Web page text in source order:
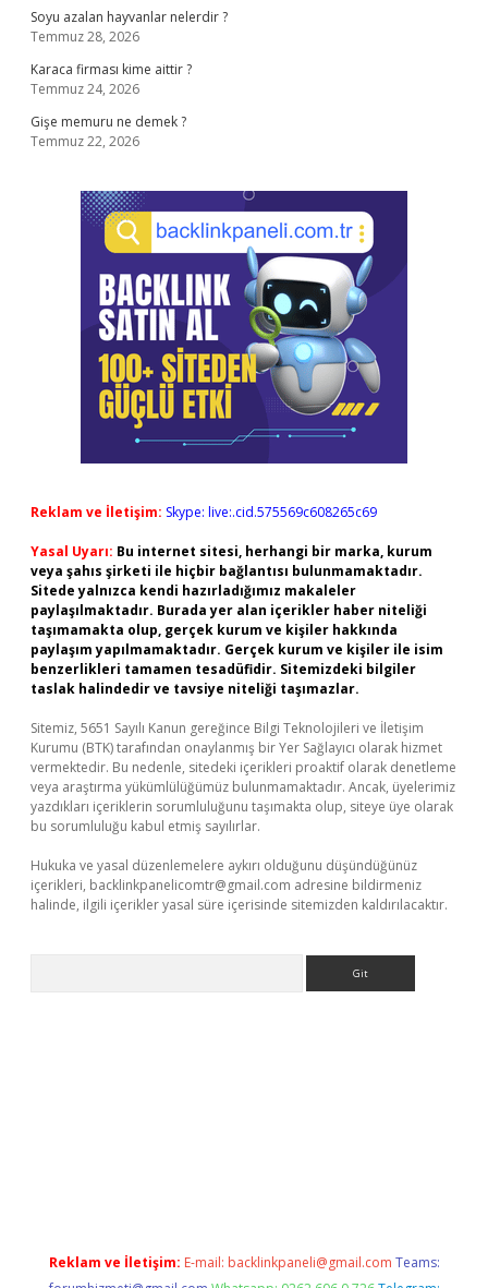
Soyu azalan hayvanlar nelerdir ?
Temmuz 28, 2026
Karaca firması kime aittir ?
Temmuz 24, 2026
Gişe memuru ne demek ?
Temmuz 22, 2026
Reklam ve İletişim: Skype: live:.cid.575569c608265c69
Yasal Uyarı: Bu internet sitesi, herhangi bir marka, kurum
veya şahıs şirketi ile hiçbir bağlantısı bulunmamaktadır.
Sitede yalnızca kendi hazırladığımız makaleler
paylaşılmaktadır. Burada yer alan içerikler haber niteliği
taşımamakta olup, gerçek kurum ve kişiler hakkında
paylaşım yapılmamaktadır. Gerçek kurum ve kişiler ile isim
benzerlikleri tamamen tesadüfidir. Sitemizdeki bilgiler
taslak halindedir ve tavsiye niteliği taşımazlar.
Sitemiz, 5651 Sayılı Kanun gereğince Bilgi Teknolojileri ve İletişim
Kurumu (BTK) tarafından onaylanmış bir Yer Sağlayıcı olarak hizmet
vermektedir. Bu nedenle, sitedeki içerikleri proaktif olarak denetleme
veya araştırma yükümlülüğümüz bulunmamaktadır. Ancak, üyelerimiz
yazdıkları içeriklerin sorumluluğunu taşımakta olup, siteye üye olarak
bu sorumluluğu kabul etmiş sayılırlar.
Hukuka ve yasal düzenlemelere aykırı olduğunu düşündüğünüz
içerikleri, backlinkpanelicomtr@gmail.com adresine bildirmeniz
halinde, ilgili içerikler yasal süre içerisinde sitemizden kaldırılacaktır.
Reklam ve İletişim: E-mail: backlinkpaneli@gmail.com Teams: